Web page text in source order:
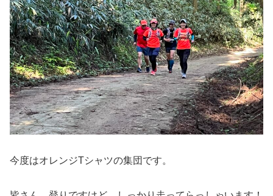
今度はオレンジTシャツの集団です。